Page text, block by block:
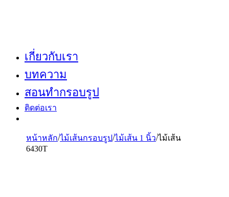
เกี่ยวกับเรา
บทความ
สอนทำกรอบรูป
ติดต่อเรา
หน้าหลัก/ไม้เส้นกรอบรูป/ไม้เส้น 1 นิ้ว/ไม้เส้น
6430T